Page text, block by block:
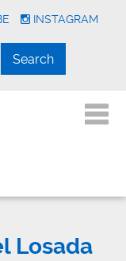
INSTAGRAM
Losada